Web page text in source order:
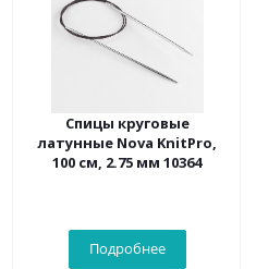
Спицы круговые
латунные Nova KnitPro,
100 см, 2.75 мм 10364
Подробнее